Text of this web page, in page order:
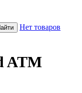
Нет товаров
ATM